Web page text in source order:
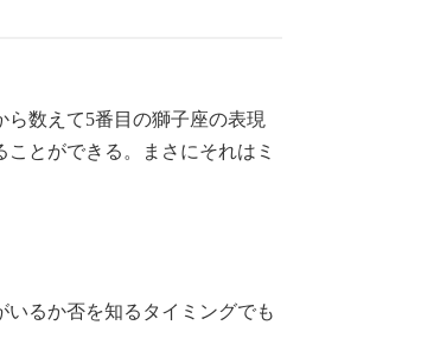
数えて5番目の獅子座の表現
とができる。まさにそれはミ
るか否を知るタイミングでも